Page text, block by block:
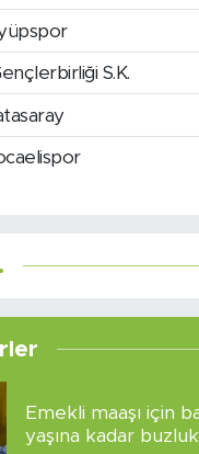
S.K.
Emekli maaşı için
yaşına kadar